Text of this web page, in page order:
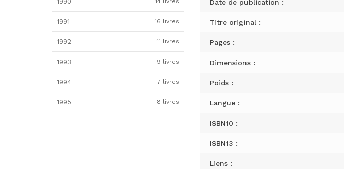
Date de publication :
Titre original :
Pages :
Dimensions :
Poids :
Langue :
ISBN10 :
ISBN13 :
Liens :
1991 16 livres
1992 11 livres
1993 9 livres
1994 7 livres
1995 8 livres